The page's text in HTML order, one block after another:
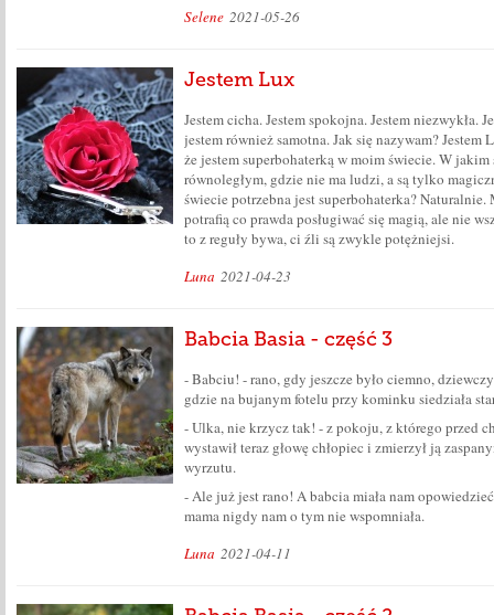
Selene 2021-05-26
Jestem Lux
Jestem cicha. Jestem spokojna. Jestem niezwykła.
jestem również samotna. Jak się nazywam?
że jestem superbohaterką w moim świecie. W
równoległym, gdzie nie ma ludzi, a są tylko
świecie potrzebna jest superbohaterka?
potrafią co prawda posługiwać się magią, ale nie
to z reguły bywa, ci źli są zwykle potężniejsi.
Luna 2021-04-23
Babcia Basia - część 3
- Babciu! - rano, gdy jeszcze było ciemno,
gdzie na bujanym fotelu przy kominku siedziała
- Ulka, nie krzycz tak! - z pokoju, z którego przed
wystawił teraz głowę chłopiec i zmierzył ją
wyrzutu.
- Ale już jest rano! A babcia miała nam
mama nigdy nam o tym nie wspomniała.
Luna 2021-04-11